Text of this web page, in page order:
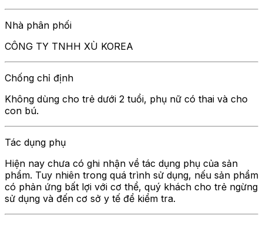
Nhà phân phối
CÔNG TY TNHH XÙ KOREA
Chống chỉ định
Không dùng cho trẻ dưới 2 tuổi, phụ nữ có thai và cho
con bú.
Tác dụng phụ
Hiện nay chưa có ghi nhận về tác dụng phụ của sản
phẩm. Tuy nhiên trong quá trình sử dụng, nếu sản phẩm
có phản ứng bất lợi với cơ thể, quý khách cho trẻ ngừng
sử dụng và đến cơ sở y tế để kiểm tra.